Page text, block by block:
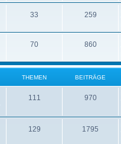
33 259
70 860
THEMEN BEITRÄGE
111 970
129 1795